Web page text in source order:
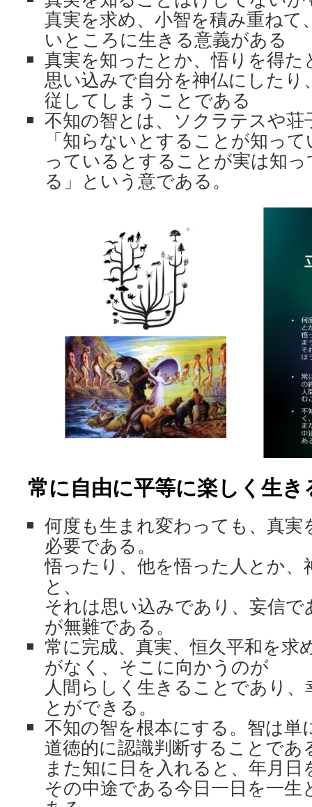
真実を求め、小智を積み重ね
いところに生きる意義がある
真実を知ったとか、悟りを得た
思い込みで自分を神仏にしたり
従してしまうことである
不知の智とは、ソクラテスや荘
「知らないとすることが知っ
っているとすることが実は知
る」という意である。
常に自由に平等に楽しく生き
何度も生まれ変わっても、真
必要である。
悟ったり、他を悟った人とか
と、
それは思い込みであり、妄信
が無難である。
常に完成、真実、恒久平和を求
がなく、そこに向かうのが
人間らしく生きることであり
とができる。
不知の智を根本にする。智は単
道徳的に認識判断することであ
また知に日を入れると、年月日
その中途である今日一日を一